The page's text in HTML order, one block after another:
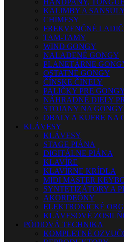
HANDPANY,
KALIMBY A
CHIMESY
FREKVENČNÉ
TAM-TAMY
WIND GONGY
NALADENÉ GONGY
PLANETÁRNE
OSTATNÉ GONGY
ČÍNSKE ČINELY
PALIČKY PRE
NÁHRADNÉ DIELY
STOJANY NA
OBALY A KUFRE NA
KLÁVESY
KLÁVESY
STAGE PIÁNA
DIGITÁLNE PIÁNA
KLAVÍRE
KLAVÍRNE KRÍDLA
MIDI MASTER
SYNTETIZÁTORY A
AKORDEÓNY
ELEKTRONICKÉ
KLÁVESOVÉ
PÓDIOVÁ TECHNIKA
KOMPLETNÉ